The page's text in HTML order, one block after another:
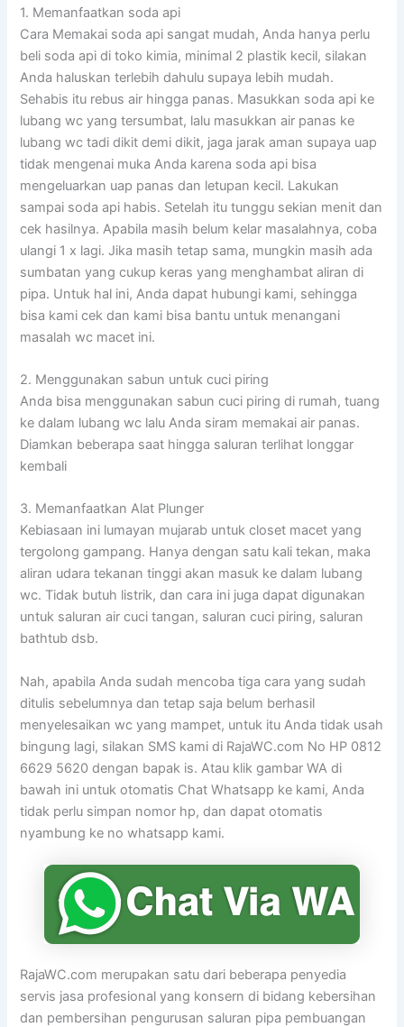
1. Memanfaatkan soda api
Cara Memakai soda api sangat mudah, Anda hanya perlu
beli soda api di toko kimia, minimal 2 plastik kecil, silakan
Anda haluskan terlebih dahulu supaya lebih mudah.
Sehabis itu rebus air hingga panas. Masukkan soda api ke
lubang wc yang tersumbat, lalu masukkan air panas ke
lubang wc tadi dikit demi dikit, jaga jarak aman supaya uap
tidak mengenai muka Anda karena soda api bisa
mengeluarkan uap panas dan letupan kecil. Lakukan
sampai soda api habis. Setelah itu tunggu sekian menit dan
cek hasilnya. Apabila masih belum kelar masalahnya, coba
ulangi 1 x lagi. Jika masih tetap sama, mungkin masih ada
sumbatan yang cukup keras yang menghambat aliran di
pipa. Untuk hal ini, Anda dapat hubungi kami, sehingga
bisa kami cek dan kami bisa bantu untuk menangani
masalah wc macet ini.
2. Menggunakan sabun untuk cuci piring
Anda bisa menggunakan sabun cuci piring di rumah, tuang
ke dalam lubang wc lalu Anda siram memakai air panas.
Diamkan beberapa saat hingga saluran terlihat longgar
kembali
3. Memanfaatkan Alat Plunger
Kebiasaan ini lumayan mujarab untuk closet macet yang
tergolong gampang. Hanya dengan satu kali tekan, maka
aliran udara tekanan tinggi akan masuk ke dalam lubang
wc. Tidak butuh listrik, dan cara ini juga dapat digunakan
untuk saluran air cuci tangan, saluran cuci piring, saluran
bathtub dsb.
Nah, apabila Anda sudah mencoba tiga cara yang sudah
ditulis sebelumnya dan tetap saja belum berhasil
menyelesaikan wc yang mampet, untuk itu Anda tidak usah
bingung lagi, silakan SMS kami di RajaWC.com No HP 0812
6629 5620 dengan bapak is. Atau klik gambar WA di
bawah ini untuk otomatis Chat Whatsapp ke kami, Anda
tidak perlu simpan nomor hp, dan dapat otomatis
nyambung ke no whatsapp kami.
RajaWC.com merupakan satu dari beberapa penyedia
servis jasa profesional yang konsern di bidang kebersihan
dan pembersihan pengurusan saluran pipa pembuangan